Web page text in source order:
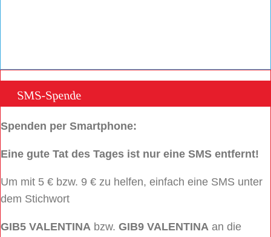
SMS-Spende
Spenden per Smartphone:
Eine gute Tat des Tages ist nur eine SMS entfernt!
Um mit 5 € bzw. 9 € zu helfen, einfach eine SMS unter
dem Stichwort
GIB5 VALENTINA bzw. GIB9 VALENTINA an die